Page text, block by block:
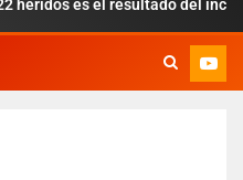
es el resultado del incendio